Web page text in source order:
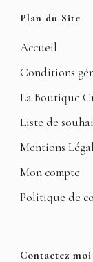
Plan du Site
Accueil
Conditions
La Boutique
Liste de
Mentions
Mon compte
Politique de
Contactez